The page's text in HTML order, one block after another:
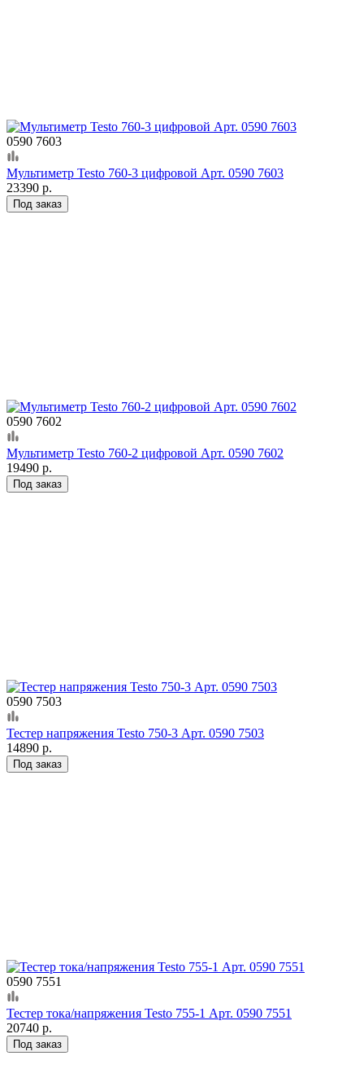
0590 7603
Мультиметр Testo 760-3 цифровой Арт. 0590 7603
23390 р.
Под заказ
0590 7602
Мультиметр Testo 760-2 цифровой Арт. 0590 7602
19490 р.
Под заказ
0590 7503
Тестер напряжения Testo 750-3 Арт. 0590 7503
14890 р.
Под заказ
0590 7551
Тестер тока/напряжения Testo 755-1 Арт. 0590 7551
20740 р.
Под заказ